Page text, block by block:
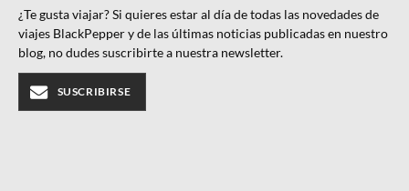
¿Te gusta viajar? Si quieres estar al día de todas las novedades de
viajes BlackPepper y de las últimas noticias publicadas en nuestro
blog, no dudes suscribirte a nuestra newsletter.
SUSCRIBIRSE